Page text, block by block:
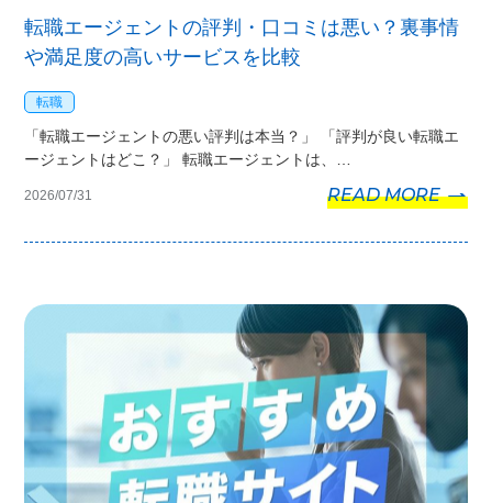
転職エージェントの評判・口コミは悪い？裏事情
や満足度の高いサービスを比較
転職
「転職エージェントの悪い評判は本当？」 「評判が良い転職エ
ージェントはどこ？」 転職エージェントは、…
2026/07/31 READ MORE